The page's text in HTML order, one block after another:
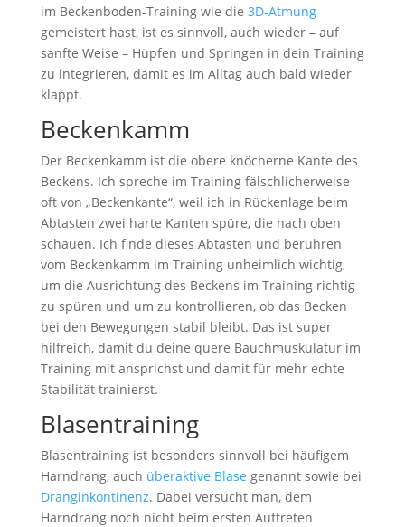
im Beckenboden-Training wie die 3D-Atmung
gemeistert hast, ist es sinnvoll, auch wieder – auf
sanfte Weise – Hüpfen und Springen in dein Training
zu integrieren, damit es im Alltag auch bald wieder
klappt.
Beckenkamm
Der Beckenkamm ist die obere knöcherne Kante des
Beckens. Ich spreche im Training fälschlicherweise
oft von „Beckenkante“, weil ich in Rückenlage beim
Abtasten zwei harte Kanten spüre, die nach oben
schauen. Ich finde dieses Abtasten und berühren
vom Beckenkamm im Training unheimlich wichtig,
um die Ausrichtung des Beckens im Training richtig
zu spüren und um zu kontrollieren, ob das Becken
bei den Bewegungen stabil bleibt. Das ist super
hilfreich, damit du deine quere Bauchmuskulatur im
Training mit ansprichst und damit für mehr echte
Stabilität trainierst.
Blasentraining
Blasentraining ist besonders sinnvoll bei häufigem
Harndrang, auch überaktive Blase genannt sowie bei
Dranginkontinenz. Dabei versucht man, dem
Harndrang noch nicht beim ersten Auftreten